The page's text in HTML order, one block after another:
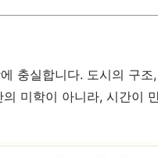
충실합니다. 도시의 구
미학이 아니라, 시간이